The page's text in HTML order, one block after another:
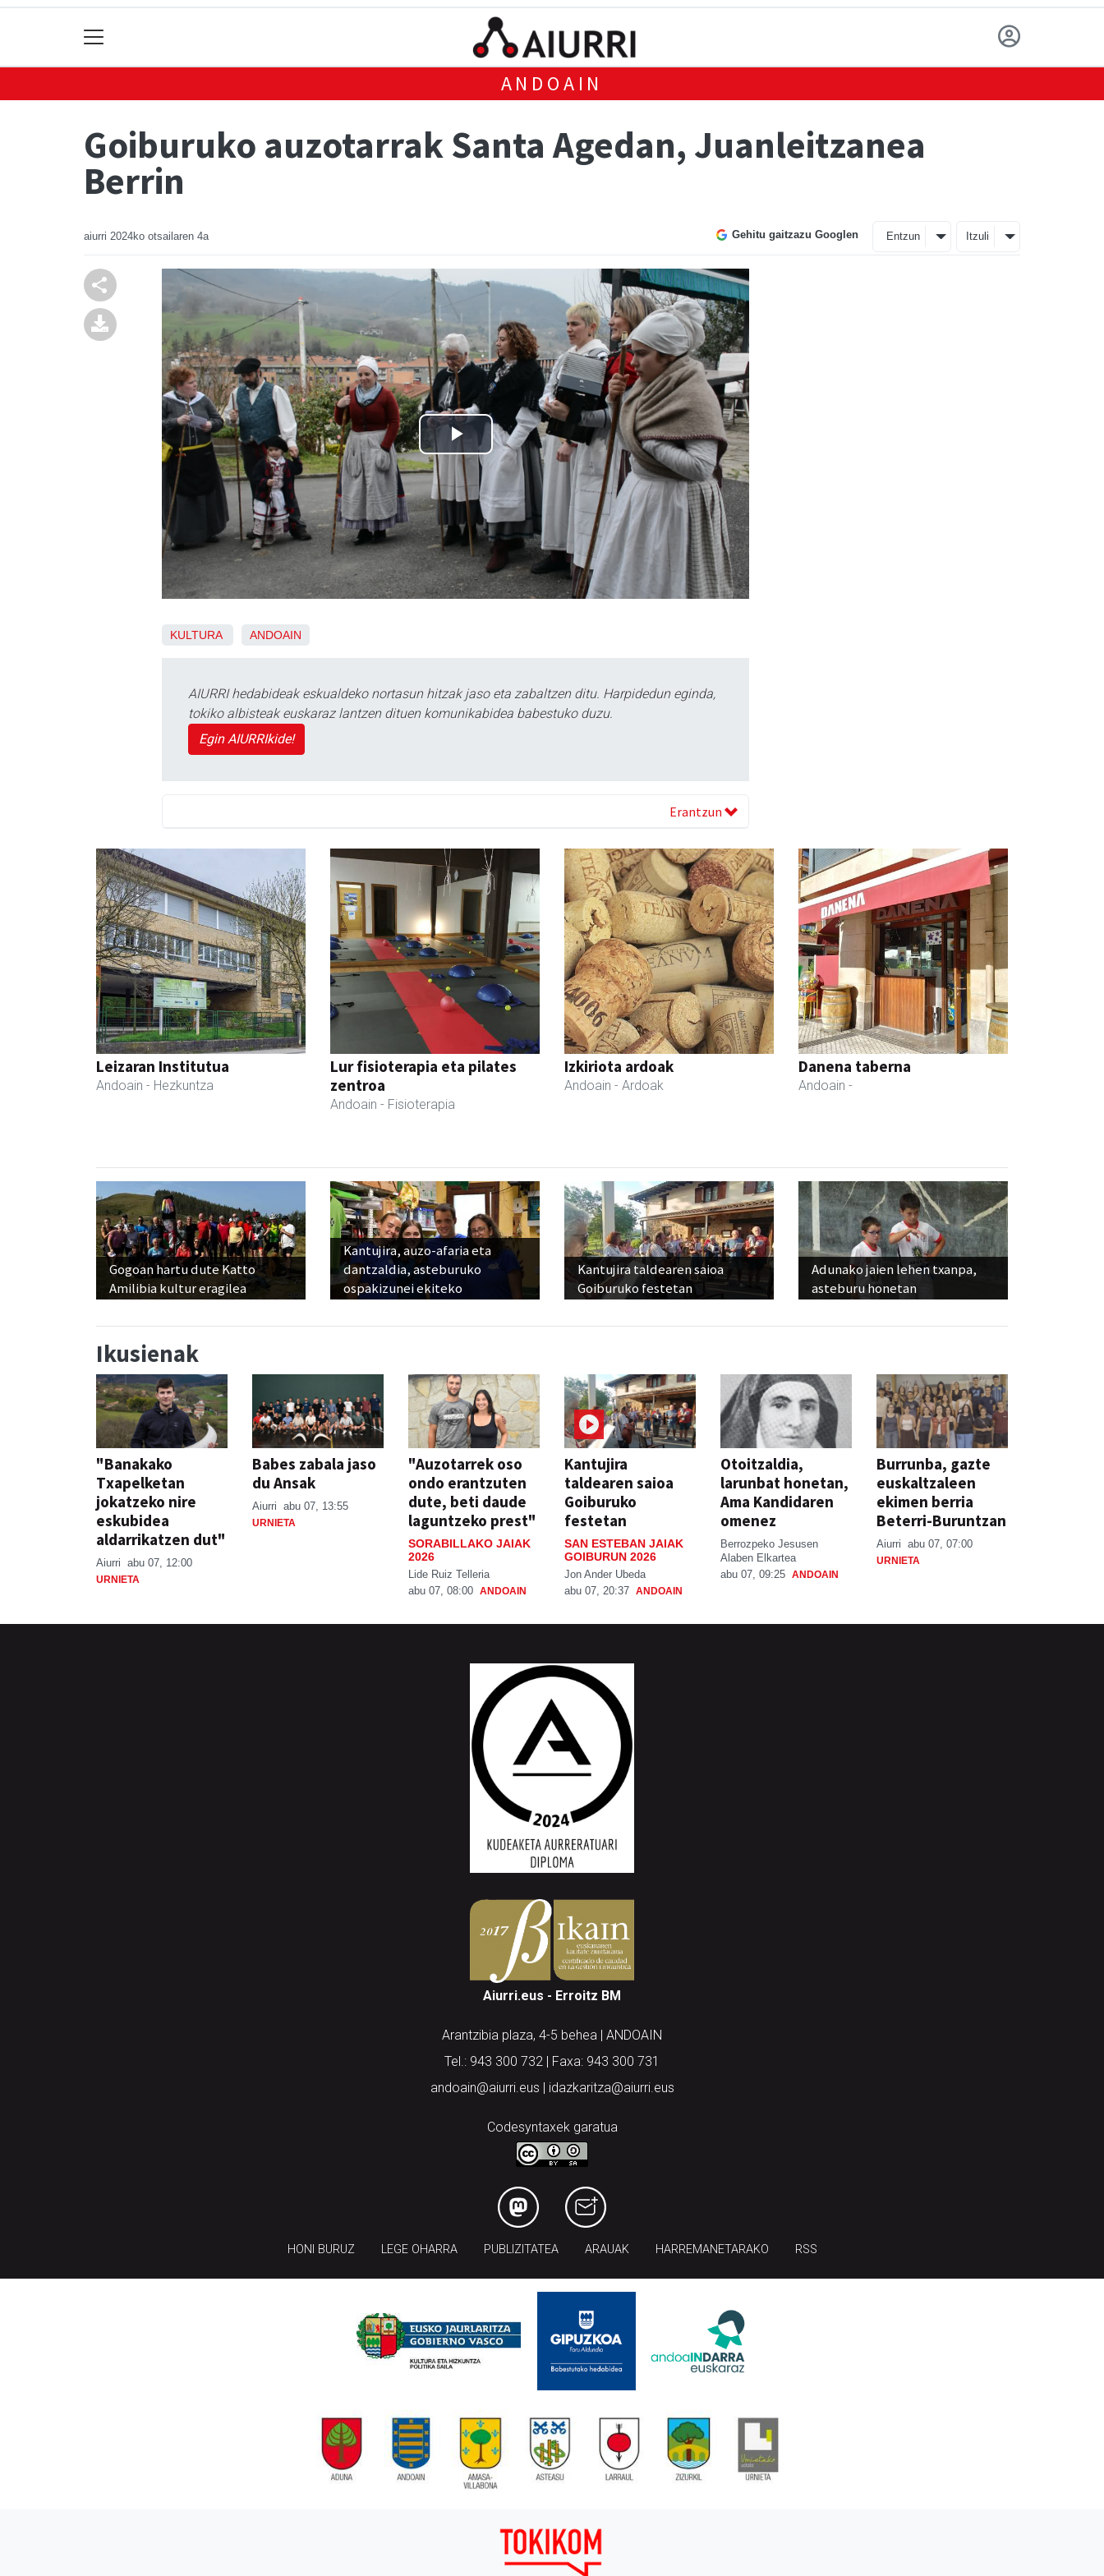
ANDOAIN
Goiburuko auzotarrak Santa Agedan, Juanleitzanea
Berrin
aiurri 2024ko otsailaren 4a Gehitu gaitzazu Googlen Entzun Itzuli
KULTURA ANDOAIN
AIURRI hedabideak eskualdeko nortasun hitzak jaso eta zabaltzen ditu. Harpidedun eginda,
tokiko albisteak euskaraz lantzen dituen komunikabidea babestuko duzu.
Egin AIURRIkide!
Erantzun
Leizaran Institutua
Andoain - Hezkuntza
Lur fisioterapia eta pilates
zentroa
Andoain - Fisioterapia
Izkiriota ardoak
Andoain - Ardoak
Danena taberna
Andoain -
Gogoan hartu dute Katto
Amilibia kultur eragilea
Kantujira, auzo-afaria eta
dantzaldia, asteburuko
ospakizunei ekiteko
Kantujira taldearen saioa
Goiburuko festetan
Adunako jaien lehen txanpa,
asteburu honetan
Ikusienak
"Banakako
Txapelketan
jokatzeko nire
eskubidea
aldarrikatzen dut"
Aiurri abu 07, 12:00
URNIETA
Babes zabala jaso
du Ansak
Aiurri abu 07, 13:55
URNIETA
"Auzotarrek oso
ondo erantzuten
dute, beti daude
laguntzeko prest"
SORABILLAKO JAIAK
2026
Lide Ruiz Telleria
abu 07, 08:00 ANDOAIN
Kantujira
taldearen saioa
Goiburuko
festetan
SAN ESTEBAN JAIAK
GOIBURUN 2026
Jon Ander Ubeda
abu 07, 20:37 ANDOAIN
Otoitzaldia,
larunbat honetan,
Ama Kandidaren
omenez
Berrozpeko Jesusen
Alaben Elkartea
abu 07, 09:25 ANDOAIN
Burrunba, gazte
euskaltzaleen
ekimen berria
Beterri-Buruntzan
Aiurri abu 07, 07:00
URNIETA
Aiurri.eus - Erroitz BM
Arantzibia plaza, 4-5 behea | ANDOAIN
Tel.: 943 300 732 | Faxa: 943 300 731
andoain@aiurri.eus | idazkaritza@aiurri.eus
Codesyntaxek garatua
HONI BURUZ LEGE OHARRA PUBLIZITATEA ARAUAK HARREMANETARAKO RSS